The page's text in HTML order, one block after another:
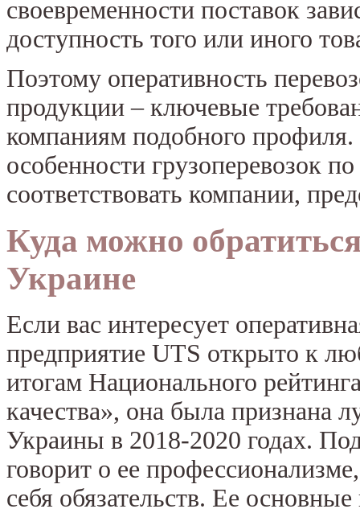
своевременности поставок
доступность того или иного
Поэтому оперативность
продукции – ключевые
компаниям подобного
особенности грузоперевозок
соответствовать компании,
Куда можно
Украине
Если вас интересует
предприятие UTS открыто к
итогам Национального
качества», она была признана
Украины в 2018-2020 годах.
говорит о ее
себя обязательств. Ее